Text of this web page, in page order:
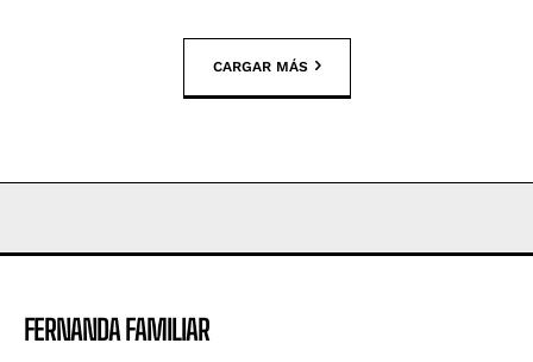
CARGAR MÁS
FERNANDA FAMILIAR